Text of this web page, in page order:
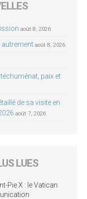
août 8, 2026
autrement août 8, 2026
paix et
de sa visite en
août 7, 2026
LUES
Pie X : le Vatican